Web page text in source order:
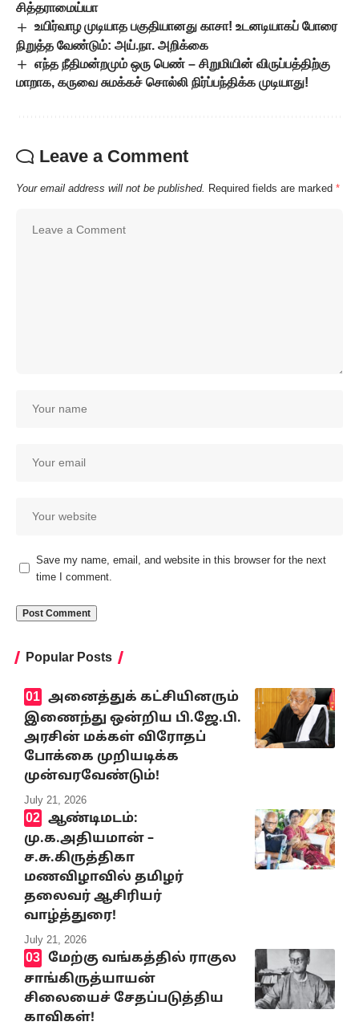
சித்தராமைய்யா
உயிர்வாழ முடியாத பகுதியானது காசா! உடனடியாகப் போரை
நிறுத்த வேண்டும்: அய்.நா. அறிக்கை
எந்த நீதிமன்றமும் ஒரு பெண் – சிறுமியின் விருப்பத்திற்கு
மாறாக, கருவை சுமக்கச் சொல்லி நிர்ப்பந்திக்க முடியாது!
Leave a Comment
Your email address will not be published. Required fields are marked *
Save my name, email, and website in this browser for the next
time I comment.
Popular Posts
அனைத்துக் கட்சியினரும்
இணைந்து ஒன்றிய பி.ஜே.பி.
அரசின் மக்கள் விரோதப்
போக்கை முறியடிக்க
முன்வரவேண்டும்!
July 21, 2026
ஆண்டிமடம்:
மு.க.அதியமான் –
ச.சு.கிருத்திகா
மணவிழாவில் தமிழர்
தலைவர் ஆசிரியர்
வாழ்த்துரை!
July 21, 2026
மேற்கு வங்கத்தில் ராகுல
சாங்கிருத்யாயன்
சிலையைச் சேதப்படுத்திய
காவிகள்!